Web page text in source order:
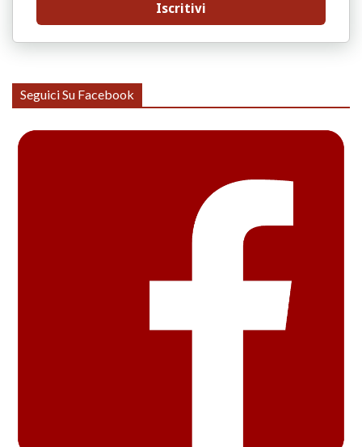
Iscritivi
Seguici Su Facebook